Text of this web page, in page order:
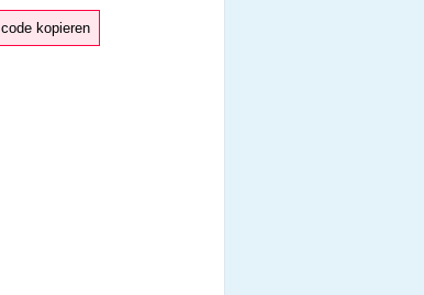
code kopieren